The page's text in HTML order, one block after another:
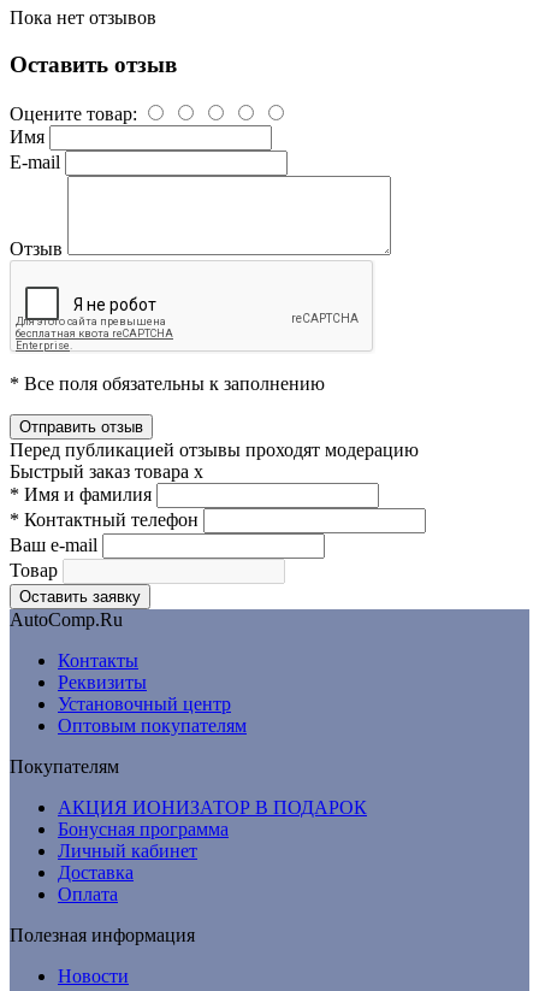
Пока нет отзывов
Оставить отзыв
Оцените товар:
Имя
E-mail
Отзыв
* Все поля обязательны к заполнению
Перед публикацией отзывы проходят модерацию
Быстрый заказ товара x
* Имя и фамилия
* Контактный телефон
Ваш e-mail
Товар
AutoComp.Ru
Контакты
Реквизиты
Установочный центр
Оптовым покупателям
Покупателям
АКЦИЯ ИОНИЗАТОР В ПОДАРОК
Бонусная программа
Личный кабинет
Доставка
Оплата
Полезная информация
Новости